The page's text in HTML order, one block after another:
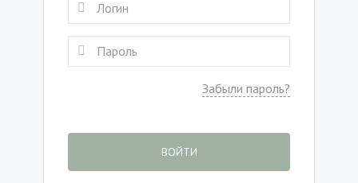
Забыли пароль?
ВОЙТИ